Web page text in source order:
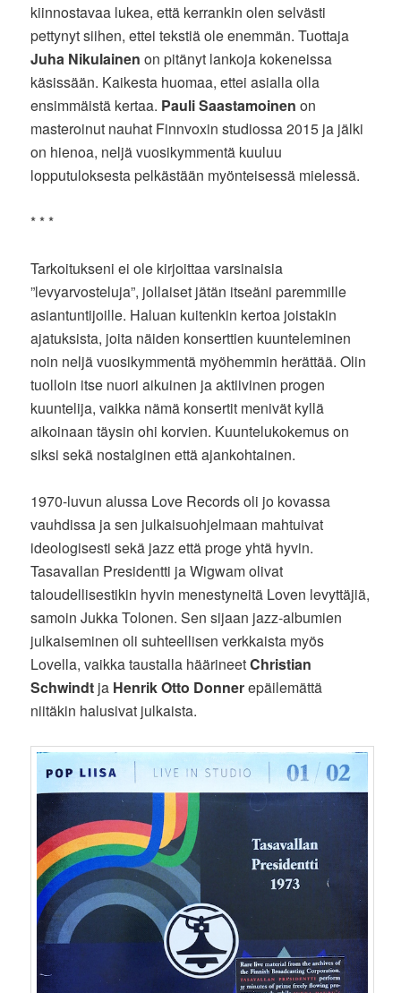
kiinnostavaa lukea, että kerrankin olen selvästi
pettynyt siihen, ettei tekstiä ole enemmän. Tuottaja
Juha Nikulainen on pitänyt lankoja kokeneissa
käsissään. Kaikesta huomaa, ettei asialla olla
ensimmäistä kertaa. Pauli Saastamoinen on
masteroinut nauhat Finnvoxin studiossa 2015 ja jälki
on hienoa, neljä vuosikymmentä kuuluu
lopputuloksesta pelkästään myönteisessä mielessä.
* * *
Tarkoitukseni ei ole kirjoittaa varsinaisia
”levyarvosteluja”, jollaiset jätän itseäni paremmille
asiantuntijoille. Haluan kuitenkin kertoa joistakin
ajatuksista, joita näiden konserttien kuunteleminen
noin neljä vuosikymmentä myöhemmin herättää. Olin
tuolloin itse nuori aikuinen ja aktiivinen progen
kuuntelija, vaikka nämä konsertit menivät kyllä
aikoinaan täysin ohi korvien. Kuuntelukokemus on
siksi sekä nostalginen että ajankohtainen.
1970-luvun alussa Love Records oli jo kovassa
vauhdissa ja sen julkaisuohjelmaan mahtuivat
ideologisesti sekä jazz että proge yhtä hyvin.
Tasavallan Presidentti ja Wigwam olivat
taloudellisestikin hyvin menestyneitä Loven levyttäjiä,
samoin Jukka Tolonen. Sen sijaan jazz-albumien
julkaiseminen oli suhteellisen verkkaista myös
Lovella, vaikka taustalla häärineetChristian
Schwindt ja Henrik Otto Donnerepäilemättä
niitäkin halusivat julkaista.